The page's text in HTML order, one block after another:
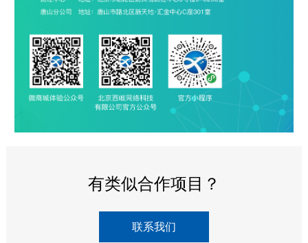
有类似合作项目？
联系我们